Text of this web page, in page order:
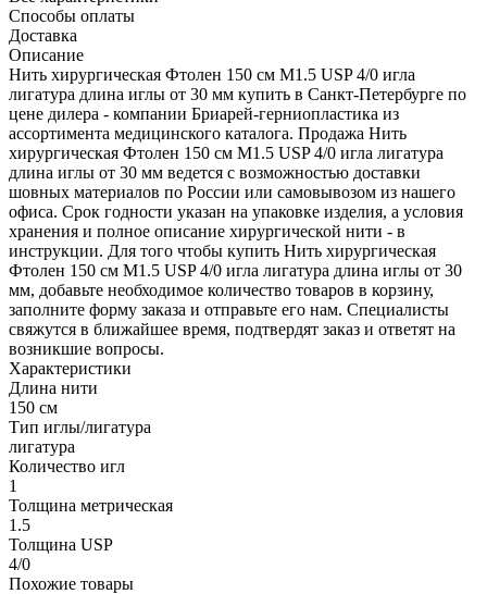
Способы оплаты
Доставка
Описание
Нить хирургическая Фтолен 150 см М1.5 USP 4/0 игла
лигатура длина иглы от 30 мм купить в Санкт-Петербурге по
цене дилера - компании Бриарей-герниопластика из
ассортимента медицинского каталога. Продажа Нить
хирургическая Фтолен 150 см М1.5 USP 4/0 игла лигатура
длина иглы от 30 мм ведется с возможностью доставки
шовных материалов по России или самовывозом из нашего
офиса. Срок годности указан на упаковке изделия, а условия
хранения и полное описание хирургической нити - в
инструкции. Для того чтобы купить Нить хирургическая
Фтолен 150 см М1.5 USP 4/0 игла лигатура длина иглы от 30
мм, добавьте необходимое количество товаров в корзину,
заполните форму заказа и отправьте его нам. Специалисты
свяжутся в ближайшее время, подтвердят заказ и ответят на
возникшие вопросы.
Характеристики
Длина нити
150 см
Тип иглы/лигатура
лигатура
Количество игл
1
Толщина метрическая
1.5
Толщина USP
4/0
Похожие товары